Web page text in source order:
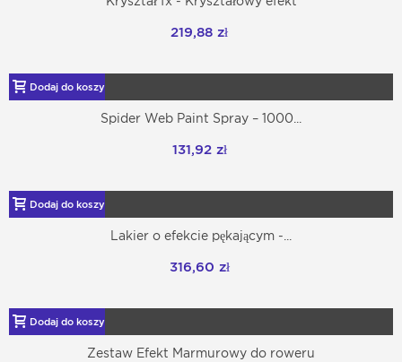
219,88 zł
Dodaj do koszyka
Spider Web Paint Spray – 1000...
131,92 zł
Dodaj do koszyka
Lakier o efekcie pękającym -...
316,60 zł
Dodaj do koszyka
Zestaw Efekt Marmurowy do roweru